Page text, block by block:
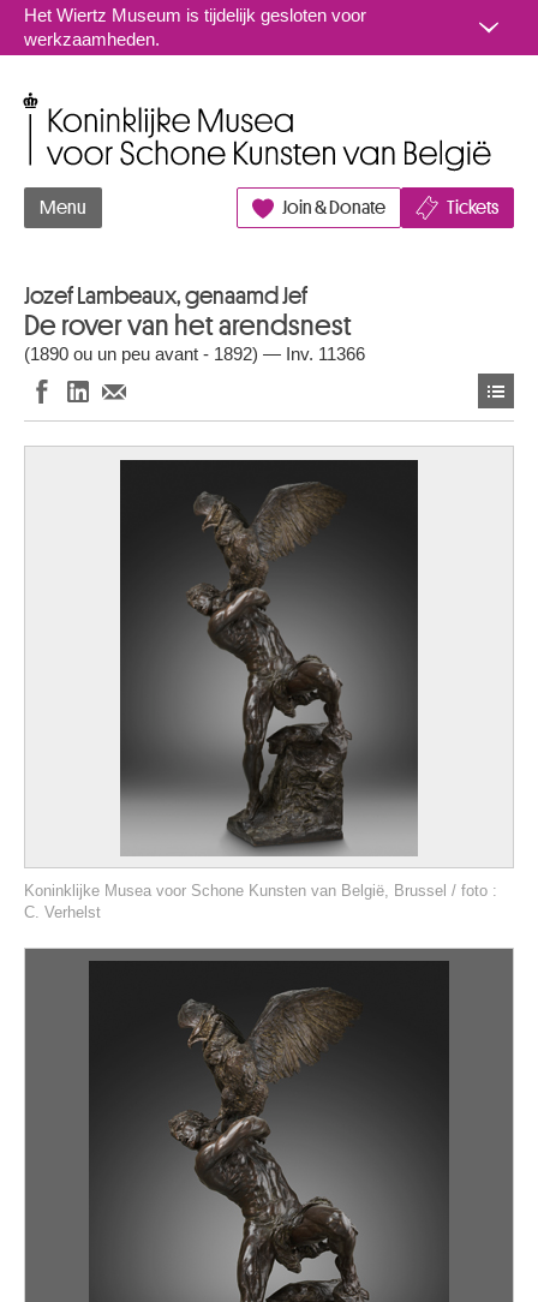
Naar inhoud
Het Wiertz Museum is tijdelijk gesloten voor
werkzaamheden.
Menu Join & Donate Tickets
Jozef Lambeaux, genaamd Jef
De rover van het arendsnest
(1890 ou un peu avant - 1892) — Inv. 11366
Koninklijke Musea voor Schone Kunsten van België, Brussel / foto :
C. Verhelst